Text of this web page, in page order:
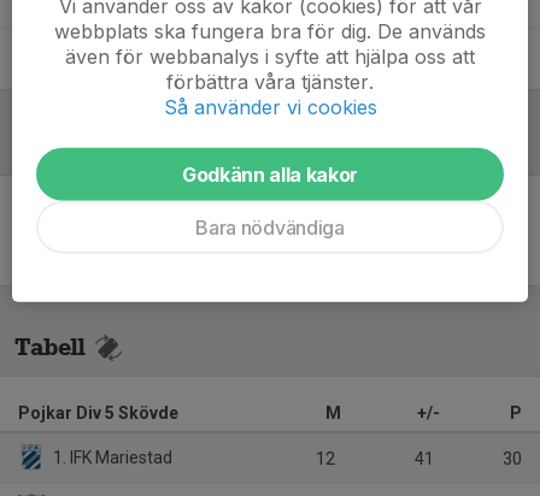
Richard WillboLedare
Referat
Inget referat skrivet
Tabell
Pojkar Div 5 Skövde M +/- P
1. IFK Mariestad 12 41 30
Vi använder oss av kakor (cookies) för att vår
webbplats ska fungera bra för dig. De används
även för webbanalys i syfte att hjälpa oss att
förbättra våra tjänster.
Så använder vi cookies
Godkänn alla kakor
Bara nödvändiga